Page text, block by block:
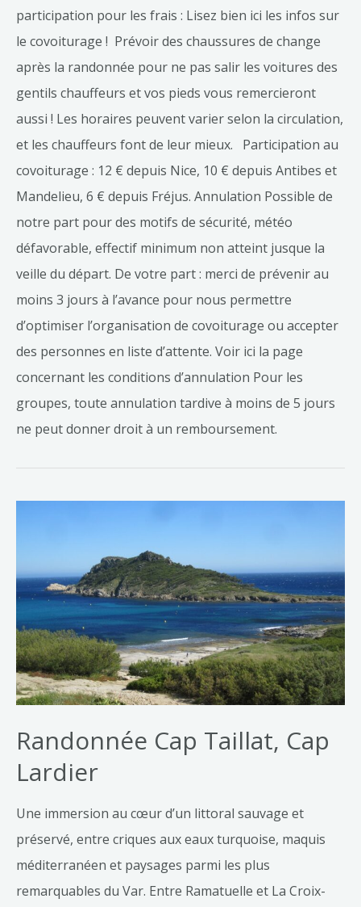
participation pour les frais : Lisez bien ici les infos sur
le covoiturage ! Prévoir des chaussures de change
après la randonnée pour ne pas salir les voitures des
gentils chauffeurs et vos pieds vous remercieront
aussi ! Les horaires peuvent varier selon la circulation,
et les chauffeurs font de leur mieux. Participation au
covoiturage : 12 € depuis Nice, 10 € depuis Antibes et
Mandelieu, 6 € depuis Fréjus. Annulation Possible de
notre part pour des motifs de sécurité, météo
défavorable, effectif minimum non atteint jusque la
veille du départ. De votre part : merci de prévenir au
moins 3 jours à l’avance pour nous permettre
d’optimiser l’organisation de covoiturage ou accepter
des personnes en liste d’attente. Voir ici la page
concernant les conditions d’annulation Pour les
groupes, toute annulation tardive à moins de 5 jours
ne peut donner droit à un remboursement.
Randonnée Cap Taillat, Cap
Lardier
Une immersion au cœur d’un littoral sauvage et
préservé, entre criques aux eaux turquoise, maquis
méditerranéen et paysages parmi les plus
remarquables du Var. Entre Ramatuelle et La Croix-